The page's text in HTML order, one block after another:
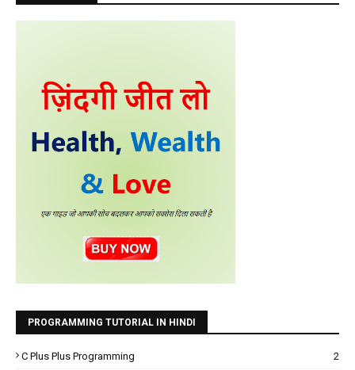
PROGRAMMING TUTORIAL IN HINDI
C Plus Plus Programming 2